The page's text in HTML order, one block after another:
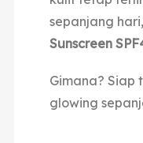
sepanjang hari,
Sunscreen
Gimana? Siap
glowing